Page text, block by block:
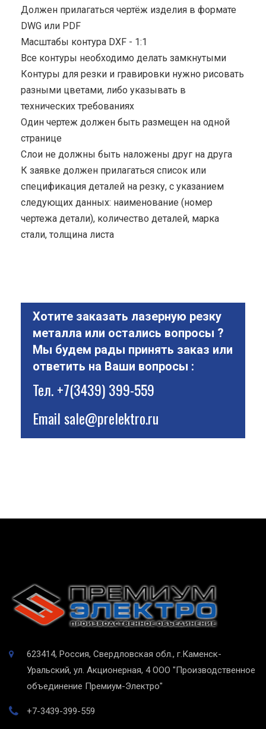
Должен прилагаться чертёж изделия в формате
DWG или PDF
Масштабы контура DXF - 1:1
Все контуры необходимо делать замкнутыми
Контуры для резки и гравировки нужно рисовать
разными цветами, либо указывать в
технических требованиях
Один чертеж должен быть размещен на одной
странице
Cлои не должны быть наложены друг на друга
К заявке должен прилагаться список или
спецификация деталей на резку, с указанием
следующих данных: наименование (номер
чертежа детали), количество деталей, марка
стали, толщина листа
Хотите заказать лазерную резку
металла или остались вопросы ?
Мы будем рады принять заказ или
ответить на Ваши вопросы :
Тел.+7(3439) 399-559
Emailsale@prelektro.ru
623414, Россия, Свердловская обл., г.Каменск-
Уральский, ул. Акционерная, 4 ООО "Производственное
объединение Премиум-Электро"
+7-3439-399-559